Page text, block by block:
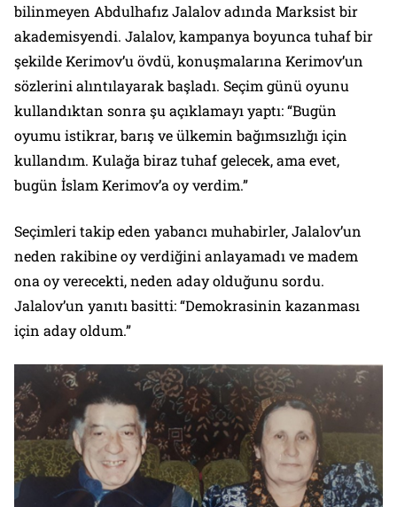
bilinmeyen Abdulhafız Jalalov adında Marksist bir
akademisyendi. Jalalov, kampanya boyunca tuhaf bir
şekilde Kerimov’u övdü, konuşmalarına Kerimov’un
sözlerini alıntılayarak başladı. Seçim günü oyunu
kullandıktan sonra şu açıklamayı yaptı: “Bugün
oyumu istikrar, barış ve ülkemin bağımsızlığı için
kullandım. Kulağa biraz tuhaf gelecek, ama evet,
bugün İslam Kerimov’a oy verdim.”
Seçimleri takip eden yabancı muhabirler, Jalalov’un
neden rakibine oy verdiğini anlayamadı ve madem
ona oy verecekti, neden aday olduğunu sordu.
Jalalov’un yanıtı basitti: “Demokrasinin kazanması
için aday oldum.”